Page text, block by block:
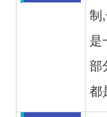
制
是
部
都